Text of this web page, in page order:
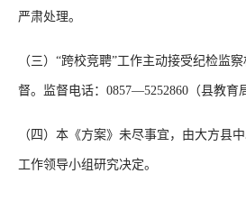
严肃处理。
（三）“跨校竞聘”工作主动接受纪检监
督。监督电话：0857—5252860（县教育
（四）本《方案》未尽事宜，由大方县
工作领导小组研究决定。